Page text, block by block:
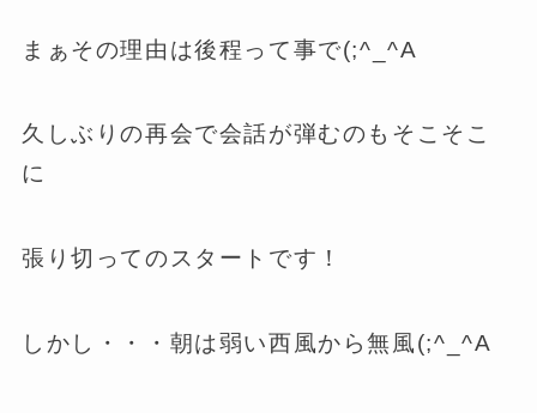
まぁその理由は後程って事で(;^_^A
久しぶりの再会で会話が弾むのもそこそこ
に
張り切ってのスタートです！
しかし・・・朝は弱い西風から無風(;^_^A